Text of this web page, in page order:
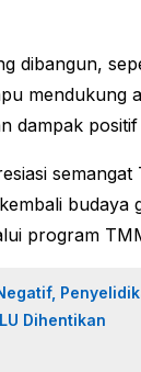
dibangun,
mendukung
dampak
semangat
budaya
program
Dihentikan